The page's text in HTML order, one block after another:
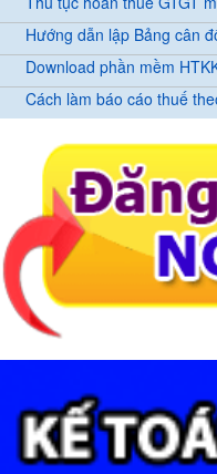
Hướng dẫn lập Bảng cân
Download phần mềm
Cách làm báo cáo thuế